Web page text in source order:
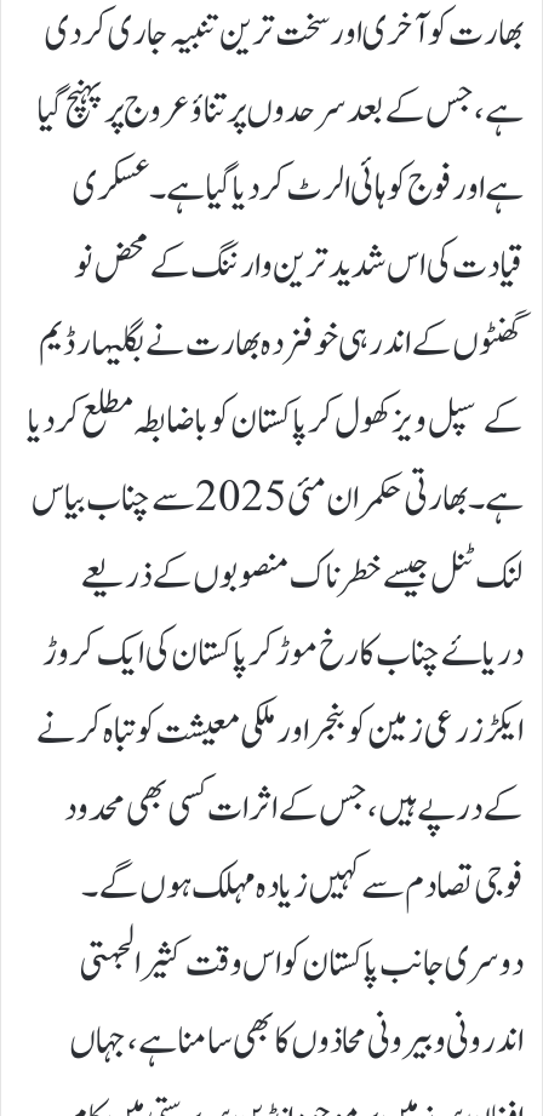
بھارت کو آخری اور سخت ترین تنبیہ جاری کر دی
ہے، جس کے بعد سرحدوں پر تناؤ عروج پر پہنچ گیا
ہے اور فوج کو ہائی الرٹ کر دیا گیا ہے۔ عسکری
قیادت کی اس شدید ترین وارننگ کے محض نو
گھنٹوں کے اندر ہی خوفزدہ بھارت نے بگلیہار ڈیم
کے سپل ویز کھول کر پاکستان کو باضابطہ مطلع کر دیا
ہے۔ بھارتی حکمران مئی 2025 سے چناب بیاس
لنک ٹنل جیسے خطرناک منصوبوں کے ذریعے
دریاۓ چناب کا رخ موڑ کر پاکستان کی ایک کروڑ
ایکڑ زرعی زمین کو بنجر اور ملکی معیشت کو تباہ کرنے
کے درپے ہیں، جس کے اثرات کسی بھی محدود
فوجی تصادم سے کہیں زیادہ مہلک ہوں گے۔
دوسری جانب پاکستان کو اس وقت کثیر الجہتی
اندرونی و بیرونی محاذوں کا بھی سامنا ہے، جہاں